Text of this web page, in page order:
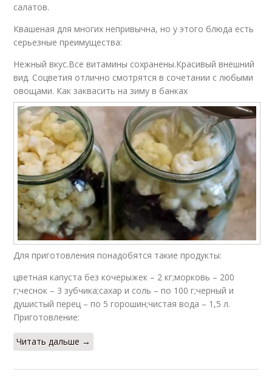
салатов.
Квашеная для многих непривычна, но у этого блюда есть
серьезные преимущества:
Нежный вкус.Все витамины сохранены.Красивый внешний
вид. Соцветия отлично смотрятся в сочетании с любыми
овощами. Как заквасить на зиму в банках
Для приготовления понадобятся такие продукты:
цветная капуста без кочерыжек – 2 кг;морковь – 200
г;чеснок – 3 зубчика;сахар и соль – по 100 г;черный и
душистый перец – по 5 горошин;чистая вода – 1,5 л.
Приготовление:
Читать дальше →